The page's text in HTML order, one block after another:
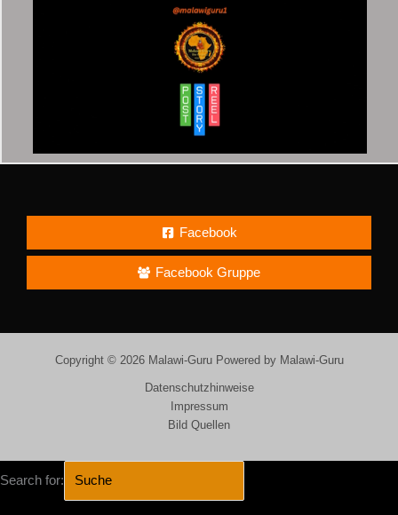
Facebook
Facebook Gruppe
Copyright © 2026 Malawi-Guru Powered by Malawi-Guru
Datenschutzhinweise
Impressum
Bild Quellen
Search for: